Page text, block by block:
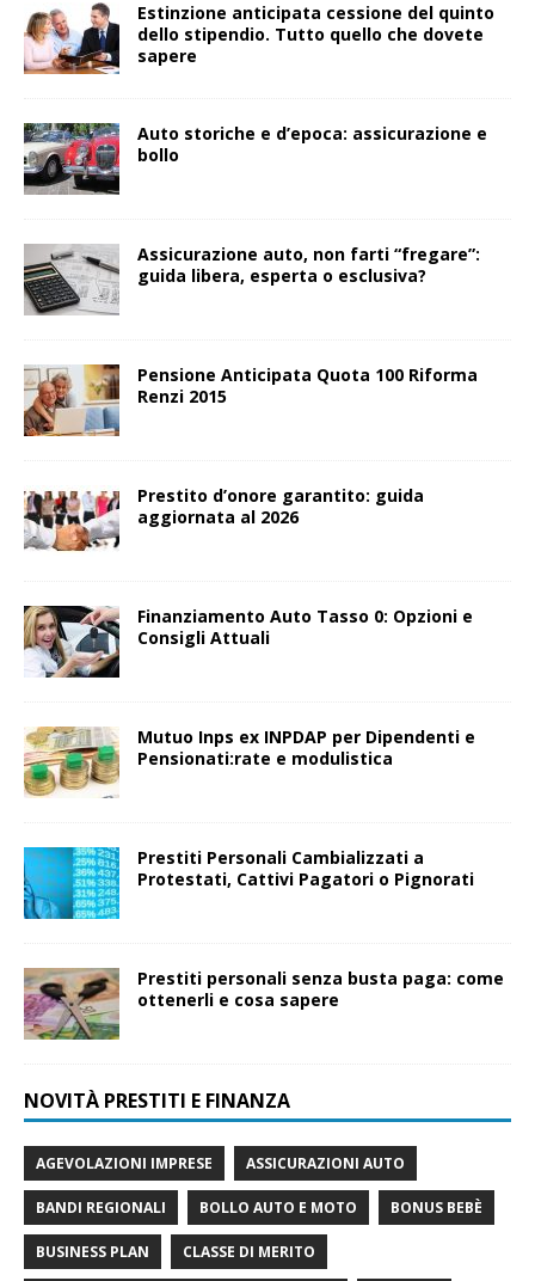
Estinzione anticipata cessione del quinto
dello stipendio. Tutto quello che dovete
sapere
Auto storiche e d’epoca: assicurazione e
bollo
Assicurazione auto, non farti “fregare”:
guida libera, esperta o esclusiva?
Pensione Anticipata Quota 100 Riforma
Renzi 2015
Prestito d’onore garantito: guida
aggiornata al 2026
Finanziamento Auto Tasso 0: Opzioni e
Consigli Attuali
Mutuo Inps ex INPDAP per Dipendenti e
Pensionati:rate e modulistica
Prestiti Personali Cambializzati a
Protestati, Cattivi Pagatori o Pignorati
Prestiti personali senza busta paga: come
ottenerli e cosa sapere
NOVITÀ PRESTITI E FINANZA
AGEVOLAZIONI IMPRESE ASSICURAZIONI AUTO
BANDI REGIONALI BOLLO AUTO E MOTO BONUS BEBÈ
BUSINESS PLAN CLASSE DI MERITO